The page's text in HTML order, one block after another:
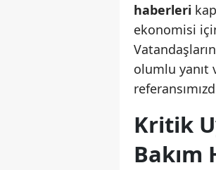
haberleri
ekonomisi
olumlu yanıt
Kritik
Bakım